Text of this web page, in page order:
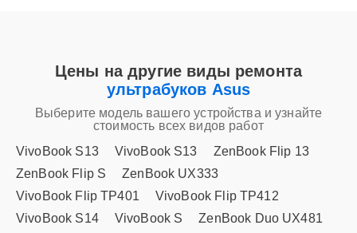
Цены на другие виды ремонта
ультрабуков Asus
Выберите модель вашего устройства и узнайте
стоимость всех видов работ
VivoBook S13
VivoBook S13
ZenBook Flip 13
ZenBook Flip S
ZenBook UX333
VivoBook Flip TP401
VivoBook Flip TP412
VivoBook S14
VivoBook S
ZenBook Duo UX481